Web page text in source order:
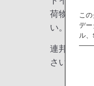
荷物は、
い。
連邦警察
さい。
こ
デ
ル